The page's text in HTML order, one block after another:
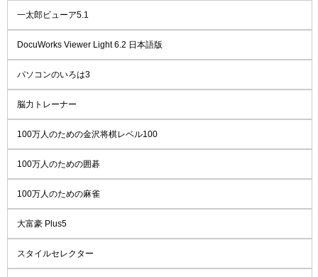
一太郎ビューア5.1
DocuWorks Viewer Light 6.2 日本語版
パソコンのいろは3
脳力トレーナー
100万人のための金沢将棋レベル100
100万人のための囲碁
100万人のための麻雀
大富豪 Plus5
スタイルセレクター